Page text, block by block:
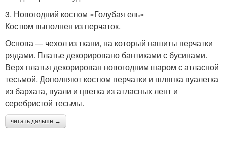
3. Новогодний костюм «Голубая ель»
Костюм выполнен из перчаток.
Основа — чехол из ткани, на который нашиты перчатки
рядами. Платье декорировано бантиками с бусинами.
Верх платья декорирован новогодним шаром с атласной
тесьмой. Дополняют костюм перчатки и шляпка вуалетка
из бархата, вуали и цветка из атласных лент и
серебристой тесьмы.
читать дальше →